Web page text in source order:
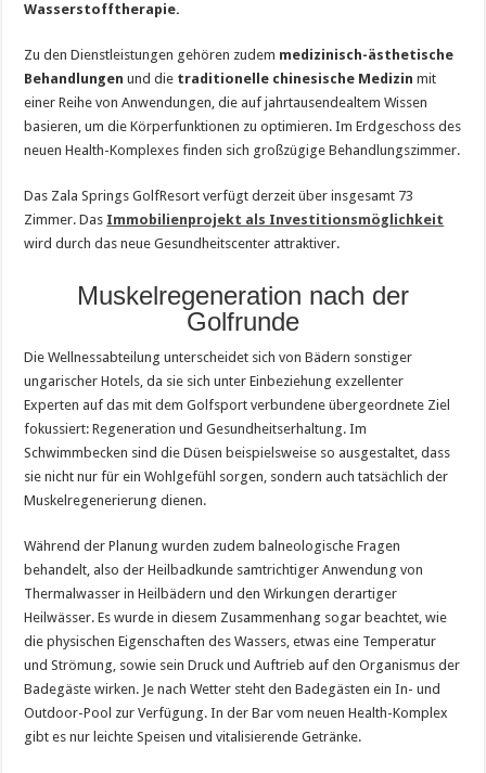
Wasserstofftherapie.
Zu den Dienstleistungen gehören zudem medizinisch-ästhetische
Behandlungen und die traditionelle chinesische Medizin mit
einer Reihe von Anwendungen, die auf jahrtausendealtem Wissen
basieren, um die Körperfunktionen zu optimieren. Im Erdgeschoss des
neuen Health-Komplexes finden sich großzügige Behandlungszimmer.
Das Zala Springs GolfResort verfügt derzeit über insgesamt 73
Zimmer. Das Immobilienprojekt als Investitionsmöglichkeit
wird durch das neue Gesundheitscenter attraktiver.
Muskelregeneration nach der
Golfrunde
Die Wellnessabteilung unterscheidet sich von Bädern sonstiger
ungarischer Hotels, da sie sich unter Einbeziehung exzellenter
Experten auf das mit dem Golfsport verbundene übergeordnete Ziel
fokussiert: Regeneration und Gesundheitserhaltung. Im
Schwimmbecken sind die Düsen beispielsweise so ausgestaltet, dass
sie nicht nur für ein Wohlgefühl sorgen, sondern auch tatsächlich der
Muskelregenerierung dienen.
Während der Planung wurden zudem balneologische Fragen
behandelt, also der Heilbadkunde samtrichtiger Anwendung von
Thermalwasser in Heilbädern und den Wirkungen derartiger
Heilwässer. Es wurde in diesem Zusammenhang sogar beachtet, wie
die physischen Eigenschaften des Wassers, etwas eine Temperatur
und Strömung, sowie sein Druck und Auftrieb auf den Organismus der
Badegäste wirken. Je nach Wetter steht den Badegästen ein In- und
Outdoor-Pool zur Verfügung. In der Bar vom neuen Health-Komplex
gibt es nur leichte Speisen und vitalisierende Getränke.